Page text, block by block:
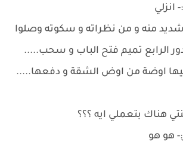
انزلي
منه و من نظراته و سكوته وصلوا
الرابع تميم فتح الباب و سحب.....
اوضة من اوض الشقة و دفعها.....
هناك بتعملي ايه ؟؟؟
هو هو